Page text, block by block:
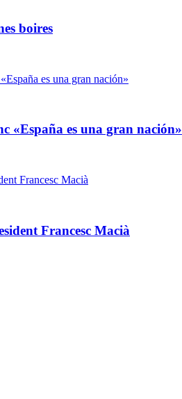
boires
«España es una gran nación»
Francesc Macià